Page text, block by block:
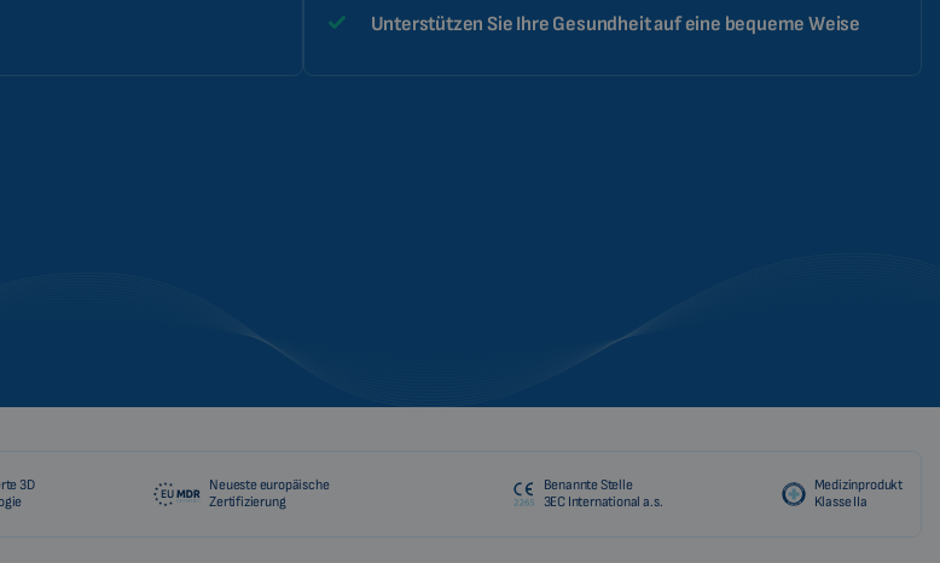
Unterstützen Sie Ihre Gesundheit auf eine bequeme Weise
3D
Neueste europäische
Zertifizierung
Benannte Stelle
3EC International a.s.
Medizinprodukt
Klasse IIa